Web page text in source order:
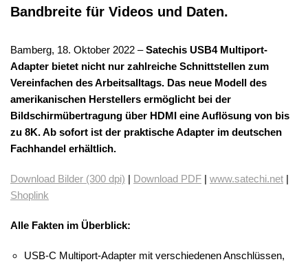
Bandbreite für Videos und Daten.
Bamberg, 18. Oktober 2022 –Satechis USB4 Multiport-
Adapter bietet nicht nur zahlreiche Schnittstellen zum
Vereinfachen des Arbeitsalltags. Das neue Modell des
amerikanischen Herstellers ermöglicht bei der
Bildschirmübertragung über HDMI eine Auflösung von bis
zu 8K. Ab sofort ist der praktische Adapter im deutschen
Fachhandel erhältlich.
Download Bilder (300 dpi) | Download PDF | www.satechi.net |
Shoplink
Alle Fakten im Überblick:
USB-C Multiport-Adapter mit verschiedenen Anschlüssen,